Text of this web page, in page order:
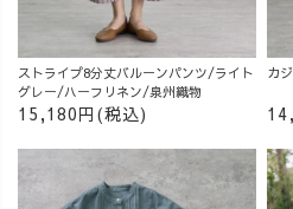
ストライプ8分丈バルーンパンツ/ライト
グレー/ハーフリネン/泉州織物
15,180円(税込)
カ